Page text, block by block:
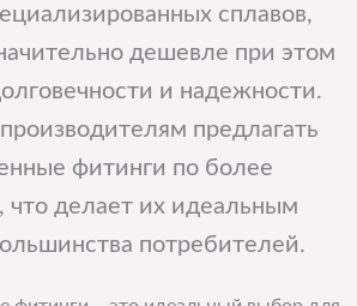
сплавов,
дешевле при этом
и надежности.
предлагать
фитинги по более
что делает их идеальным
потребителей.